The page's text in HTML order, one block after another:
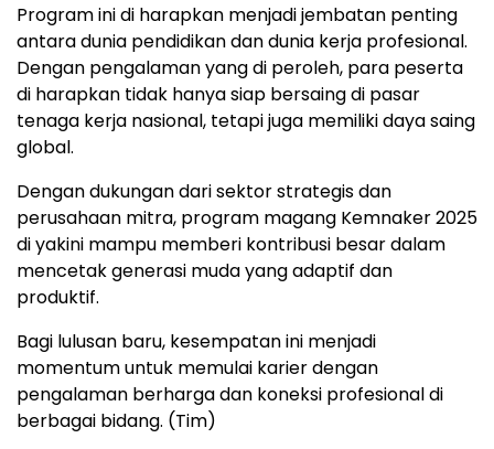
Program ini di harapkan menjadi jembatan penting
antara dunia pendidikan dan dunia kerja profesional.
Dengan pengalaman yang di peroleh, para peserta
di harapkan tidak hanya siap bersaing di pasar
tenaga kerja nasional, tetapi juga memiliki daya saing
global.
Dengan dukungan dari sektor strategis dan
perusahaan mitra, program magang Kemnaker 2025
di yakini mampu memberi kontribusi besar dalam
mencetak generasi muda yang adaptif dan
produktif.
Bagi lulusan baru, kesempatan ini menjadi
momentum untuk memulai karier dengan
pengalaman berharga dan koneksi profesional di
berbagai bidang. (Tim)